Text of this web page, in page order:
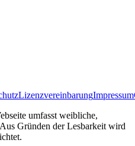
LizenzvereinbarungImpressum
umfasst weibliche,
Gründen der Lesbarkeit wird